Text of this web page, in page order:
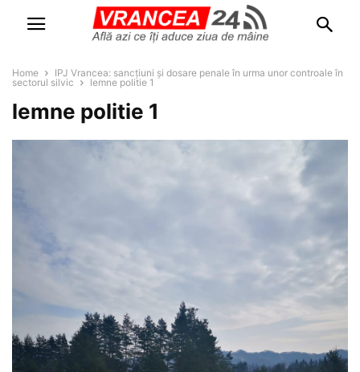
Home
IPJ Vrancea: sancțiuni și dosare penale în urma unor controale în
sectorul silvic
lemne politie 1
lemne politie 1